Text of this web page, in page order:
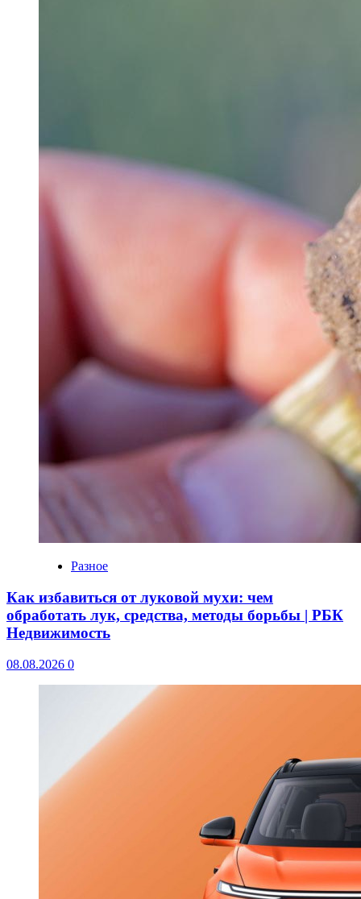
Разное
Как избавиться от луковой мухи: чем
обработать лук, средства, методы борьбы | РБК
Недвижимость
08.08.2026 0